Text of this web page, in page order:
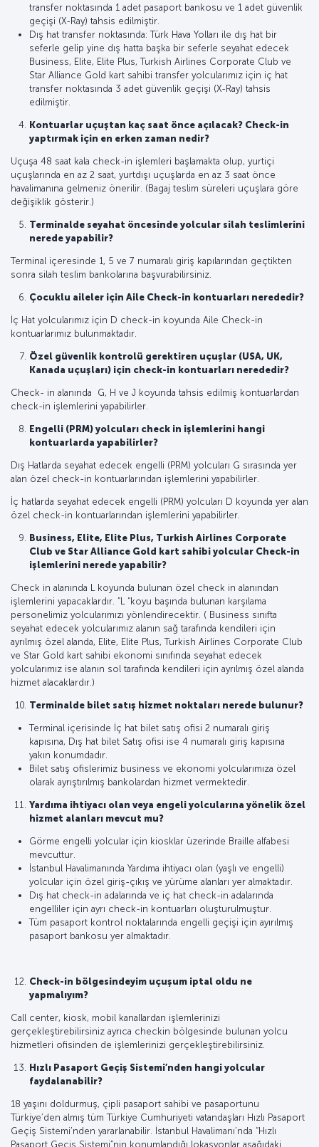
transfer noktasında 1 adet pasaport bankosu ve 1 adet güvenlik
geçişi (X-Ray) tahsis edilmiştir.
Dış hat transfer noktasında: Türk Hava Yolları ile dış hat bir
seferle gelip yine dış hatta başka bir seferle seyahat edecek
Business, Elite, Elite Plus, Turkish Airlines Corporate Club ve
Star Alliance Gold kart sahibi transfer yolcularımız için iç hat
transfer noktasında 3 adet güvenlik geçişi (X-Ray) tahsis
edilmiştir.
Kontuarlar uçuştan kaç saat önce açılacak? Check-in
yaptırmak için en erken zaman nedir?
Uçuşa 48 saat kala check-in işlemleri başlamakta olup, yurtiçi
uçuşlarında en az 2 saat, yurtdışı uçuşlarda en az 3 saat önce
havalimanına gelmeniz önerilir. (Bagaj teslim süreleri uçuşlara göre
değişiklik gösterir.)
Terminalde seyahat öncesinde yolcular silah teslimlerini
nerede yapabilir?
Terminal içeresinde 1, 5 ve 7 numaralı giriş kapılarından geçtikten
sonra silah teslim bankolarına başvurabilirsiniz.
Çocuklu aileler için Aile Check-in kontuarları nerededir?
İç Hat yolcularımız için D check-in koyunda Aile Check-in
kontuarlarımız bulunmaktadır.
Özel güvenlik kontrolü gerektiren uçuşlar (USA, UK,
Kanada uçuşları) için check-in kontuarları nerededir?
Check- in alanında G, H ve J koyunda tahsis edilmiş kontuarlardan
check-in işlemlerini yapabilirler.
Engelli (PRM) yolcuları check in işlemlerini hangi
kontuarlarda yapabilirler?
Dış Hatlarda seyahat edecek engelli (PRM) yolcuları G sırasında yer
alan özel check-in kontuarlarından işlemlerini yapabilirler.
İç hatlarda seyahat edecek engelli (PRM) yolcuları D koyunda yer alan
özel check-in kontuarlarından işlemlerini yapabilirler.
Business, Elite, Elite Plus, Turkish Airlines Corporate
Club ve Star Alliance Gold kart sahibi yolcular Check-in
işlemlerini nerede yapabilir?
Check in alanında L koyunda bulunan özel check in alanından
işlemlerini yapacaklardır. ”L “koyu başında bulunan karşılama
personelimiz yolcularımızı yönlendirecektir. ( Business sınıfta
seyahat edecek yolcularımız alanın sağ tarafında kendileri için
ayrılmış özel alanda, Elite, Elite Plus, Turkish Airlines Corporate Club
ve Star Gold kart sahibi ekonomi sınıfında seyahat edecek
yolcularımız ise alanın sol tarafında kendileri için ayrılmış özel alanda
hizmet alacaklardır.)
Terminalde bilet satış hizmet noktaları nerede bulunur?
Terminal içerisinde İç hat bilet satış ofisi 2 numaralı giriş
kapısına, Dış hat bilet Satış ofisi ise 4 numaralı giriş kapısına
yakın konumdadır.
Bilet satış ofislerimiz business ve ekonomi yolcularımıza özel
olarak ayrıştırılmış bankolardan hizmet vermektedir.
Yardıma ihtiyacı olan veya engeli yolcularına yönelik özel
hizmet alanları mevcut mu?
Görme engelli yolcular için kiosklar üzerinde Braille alfabesi
mevcuttur.
İstanbul Havalimanında Yardıma ihtiyacı olan (yaşlı ve engelli)
yolcular için özel giriş-çıkış ve yürüme alanları yer almaktadır.
Dış hat check-in adalarında ve iç hat check-in adalarında
engelliler için ayrı check-in kontuarları oluşturulmuştur.
Tüm pasaport kontrol noktalarında engelli geçişi için ayırılmış
pasaport bankosu yer almaktadır.
Check-in bölgesindeyim uçuşum iptal oldu ne
yapmalıyım?
Call center, kiosk, mobil kanallardan işlemlerinizi
gerçekleştirebilirsiniz ayrıca checkin bölgesinde bulunan yolcu
hizmetleri ofisinden de işlemlerinizi gerçekleştirebilirsiniz.
Hızlı Pasaport Geçiş Sistemi’nden hangi yolcular
faydalanabilir?
18 yaşını doldurmuş, çipli pasaport sahibi ve pasaportunu
Türkiye’den almış tüm Türkiye Cumhuriyeti vatandaşları Hızlı Pasaport
Geçiş Sistemi’nden yararlanabilir. İstanbul Havalimanı’nda “Hızlı
Pasaport Geçiş Sistemi”nin konumlandığı lokasyonlar aşağıdaki